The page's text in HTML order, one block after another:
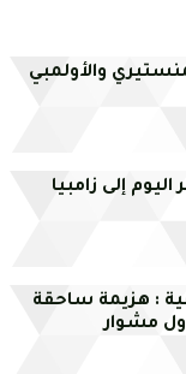
والأولمبي
إلى زامبيا
: هزيمة ساحقة
مشوار